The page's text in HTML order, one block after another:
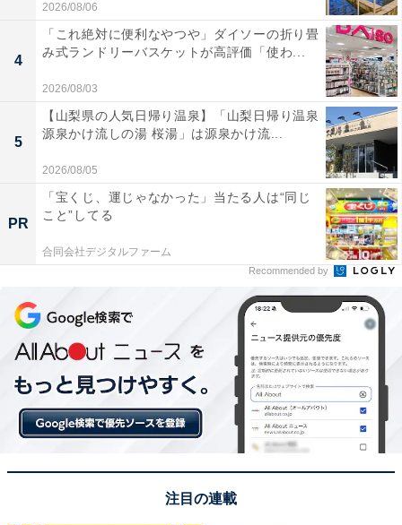
他の星座の運勢も見る
【6月の運勢】おひつじ座（牡羊座）
【6月の運勢】ふたご座（双子座）
【6月の運勢】かに座（蟹座）
【6月の運勢】しし座（獅子座）
【6月の運勢】おとめ座（乙女座）
【6月の運勢】てんびん座（天秤座）
【6月の運勢】さそり座（蠍座）
【6月の運勢】いて座（射手座）※今見ている記事
【6月の運勢】やぎ座（山羊座）
2026/08/06
4
「これ絶対に便利なやつや」ダイソーの折り畳
み式ランドリーバスケットが高評価「使わ...
2026/08/03
5
【山梨県の人気日帰り温泉】「山梨日帰り温泉
源泉かけ流しの湯 桜湯」は源泉かけ流...
2026/08/05
PR
「宝くじ、運じゃなかった」当たる人は“同じ
こと”してる
合同会社デジタルファーム
Recommended by
注目の連載